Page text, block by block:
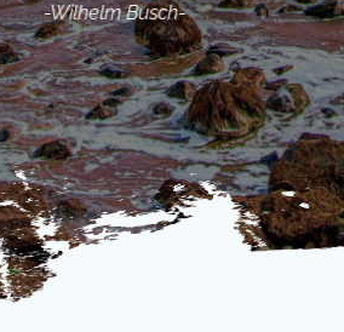
-Wilhelm Busch-